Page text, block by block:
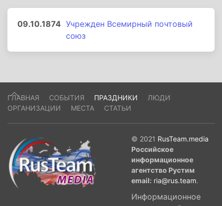
09.10.1874 Учрежден Всемирный почтовый
союз
ГЛАВНАЯ СОБЫТИЯ ПРАЗДНИКИ
ЛЮДИ
ОРГАНИЗАЦИИ
МЕСТА СТАТЬИ
© 2021 RusTeam.media
Российское
информационное
агентство Рустим
email: ria@rus.team.
Информационное